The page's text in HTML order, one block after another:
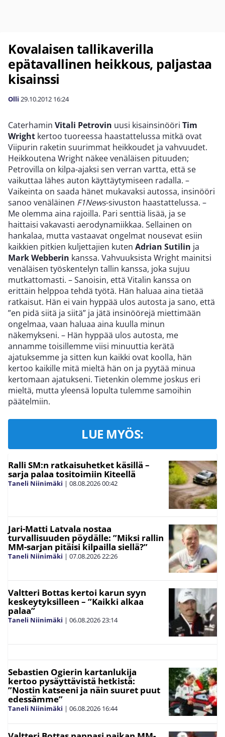
Kovalaisen tallikaverilla
epätavallinen heikkous, paljastaa
kisainssi
Olli 29.10.2012 16:24
Caterhamin Vitali Petrovin uusi kisainsinööri Tim
Wright kertoo tuoreessa haastattelussa mitkä ovat
Viipurin raketin suurimmat heikkoudet ja vahvuudet.
Heikkoutena Wright näkee venäläisen pituuden;
Petrovilla on kilpa-ajaksi sen verran vartta, että se
vaikuttaa lähes auton käyttäytymiseen radalla. –
Vaikeinta on saada hänet mukavaksi autossa, insinööri
sanoo venäläinen F1News-sivuston haastattelussa. –
Me olemma aina rajoilla. Pari senttiä lisää, ja se
haittaisi vakavasti aerodynamiikkaa. Sellainen on
hankalaa, mutta vastaavat ongelmat nousevat esiin
kaikkien pitkien kuljettajien kuten Adrian Sutilin ja
Mark Webberin kanssa. Vahvuuksista Wright mainitsi
venäläisen työskentelyn tallin kanssa, joka sujuu
mutkattomasti. – Sanoisin, että Vitalin kanssa on
erittäin helppoa tehdä työtä. Hän haluaa aina tietää
ratkaisut. Hän ei vain hyppää ulos autosta ja sano, että
”en pidä siitä ja siitä” ja jätä insinöörejä miettimään
ongelmaa, vaan haluaa aina kuulla minun
näkemykseni. – Hän hyppää ulos autosta, me
annamme toisillemme viisi minuuttia kerätä
ajatuksemme ja sitten kun kaikki ovat koolla, hän
kertoo kaikille mitä mieltä hän on ja pyytää minua
kertomaan ajatukseni. Tietenkin olemme joskus eri
mieltä, mutta yleensä lopulta tulemme samoihin
päätelmiin.
LUE MYÖS:
Ralli SM:n ratkaisuhetket käsillä –
sarja palaa tositoimiin Kiteellä
Taneli Niinimäki | 08.08.202600:42
Jari-Matti Latvala nostaa
turvallisuuden pöydälle: ”Miksi rallin
MM-sarjan pitäisi kilpailla siellä?”
Taneli Niinimäki | 07.08.202622:26
Valtteri Bottas kertoi karun syyn
keskeytyksilleen – ”Kaikki alkaa
palaa”
Taneli Niinimäki | 06.08.202623:14
Sebastien Ogierin kartanlukija
kertoo pysäyttävistä hetkistä:
”Nostin katseeni ja näin suuret puut
edessämme”
Taneli Niinimäki | 06.08.2026 16:44